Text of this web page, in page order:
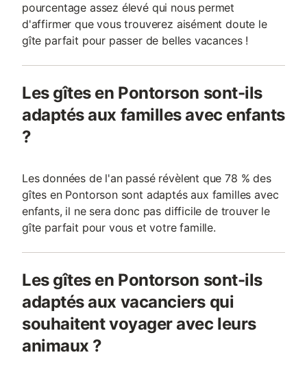
pourcentage assez élevé qui nous permet
d'affirmer que vous trouverez aisément doute le
gîte parfait pour passer de belles vacances !
Les gîtes en Pontorson sont-ils
adaptés aux familles avec enfants
?
Les données de l'an passé révèlent que 78 % des
gîtes en Pontorson sont adaptés aux familles avec
enfants, il ne sera donc pas difficile de trouver le
gîte parfait pour vous et votre famille.
Les gîtes en Pontorson sont-ils
adaptés aux vacanciers qui
souhaitent voyager avec leurs
animaux ?